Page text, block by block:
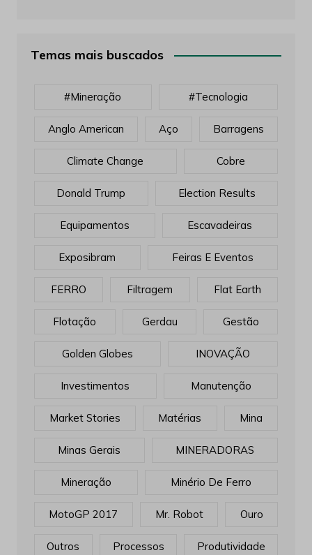
Temas mais buscados
#mineração #tecnologia
Anglo American Aço Barragens
Climate Change Cobre
Donald Trump Election Results
Equipamentos Escavadeiras
Exposibram Feiras E Eventos
FERRO Filtragem Flat Earth
Flotação Gerdau Gestão
Golden Globes INOVAÇÃO
Investimentos Manutenção
Market Stories Matérias Mina
Minas Gerais MINERADORAS
Mineração Minério De Ferro
MotoGP 2017 Mr. Robot Ouro
Outros Processos Produtividade